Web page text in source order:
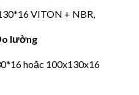
VITON + NBR,
lường
hoặc 100x130x16